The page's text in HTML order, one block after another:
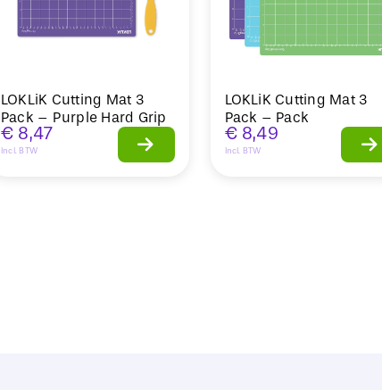
LOKLiK Cutting Mat 3
Pack – Purple Hard Grip
€ 8,47
Incl. BTW
LOKLiK Cutting Mat 3
Pack – Pack
€8,49
Incl. BTW